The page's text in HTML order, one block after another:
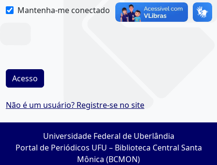
Mantenha-me conectado
Acesso
Não é um usuário? Registre-se no site
Universidade Federal de Uberlândia
Portal de Periódicos UFU – Biblioteca Central Santa
Mônica (BCMON)